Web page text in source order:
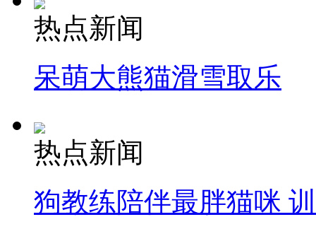
热点新闻
呆萌大熊猫滑雪取乐
热点新闻
狗教练陪伴最胖猫咪